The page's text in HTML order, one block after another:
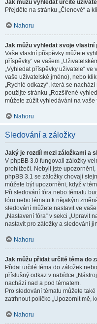
Jak můžu vyhledat určité
Přejděte na stránku „Členové“ a
Nahoru
Jak můžu vyhledat svoje vlastní
Vaše vlastní příspěvky můžete
příspěvky“ ve vašem
„Vyhledat příspěvky uživatele“ ve
vaše uživatelské jméno), nebo
„Rychlé odkazy“, která se
použijte stránku „Rozšířené
můžete zúžit vyhledávání na vaše
Nahoru
Sledování a záložky
Jaký je rozdíl mezi záložkami a
V phpBB 3.0 fungovali záložky
prohlížeči. Nebyli jste
phpBB 3.1 se záložky chovají
můžete být upozorněni, když v
Při sledování fóra nebo tématu
fóru nebo tématu k nějakým
sledování můžete nastavit ve
„Nastavení fóra“ v sekci „Upravit
nastavit pro záložky a sledování
Nahoru
Jak můžu přidat určité téma do
Přidat určité téma do záložek
příslušný odkaz v nabídce
nachází nad a pod tématem.
Pro sledování tématu můžete
zatrhnout políčko „Upozornit mě,
Nahoru